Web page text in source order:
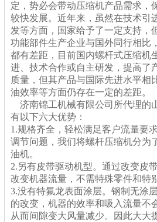
定，势必会带动压缩机产品需求，
较快发展。近年来，虽然在技术引
发等方面，国家给予了一定支持，
功能部件生产企业与国外同行相比
都有差距，目前国内螺杆式压缩机
进、技术合作或自主研发，提高了
质量，但其产品与国际先进水平相
油效率等方面仍存在一定的差距。
济南锦工机械有限公司所代理的
有以下六大优势：
1.规格齐全，轻松满足客户流量要
调节问题，我们将螺杆压缩机分为
油机。
2.另有皮带驱动机型。通过改变皮
改变机器流量，不需特殊零件和特
3.没有特氟龙表面涂层。钢制无涂
的改变，机器的效率和吸入流量不
从而间隙变大风量减少。因此大大